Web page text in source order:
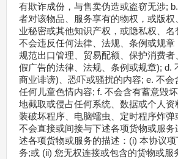
有欺诈成份，与售卖伪造或盗窃无涉;
者对该物品、服务享有的物权，或版
业秘密或其他知识产权，或隐私权、
不会违反任何法律、法规、条例或规
规范出口管理、贸易配额、保护消费者
假广告的法律、法规、条例或规章); d.
商业诽谤)、恐吓或骚扰的内容; e. 不会
任何儿童色情内容; f. 不会含有蓄意毁
地截取或侵占任何系统、数据或个人资
装破坏程序、电脑蠕虫、定时程序炸弹
不会直接或间接与下述各项货物或服
述各项货物或服务的描述：(i) 本协议
务;或 (ii) 您无权连接或包含的货物或服